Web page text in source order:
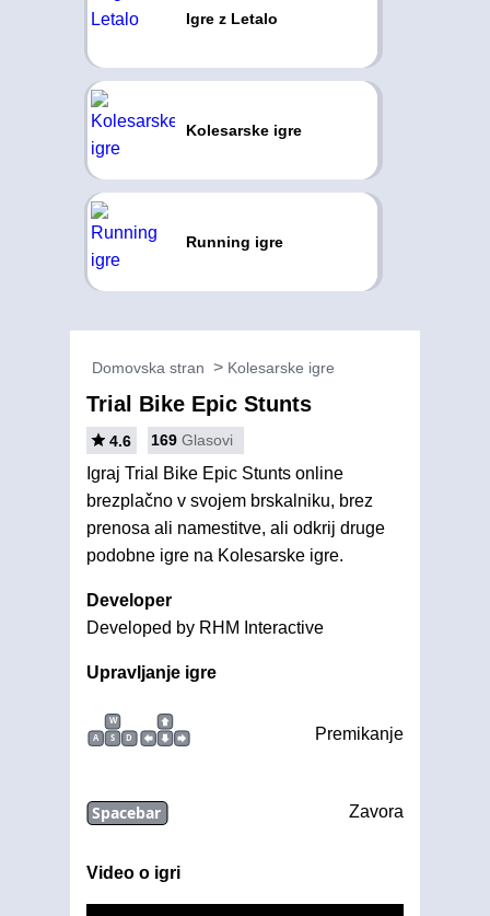
Igre z Letalo
Kolesarske igre
Running igre
Domovska stran Kolesarske igre
Trial Bike Epic Stunts
4.6 169 Glasovi
Igraj Trial Bike Epic Stunts online
brezplačno v svojem brskalniku, brez
prenosa ali namestitve, ali odkrij druge
podobne igre na Kolesarske igre.
Developer
Developed by RHM Interactive
Upravljanje igre
W
A
S D Premikanje
Spacebar Zavora
Video o igri